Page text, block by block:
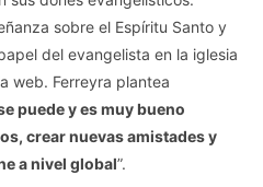
sobre el Espíritu Santo y
del evangelista en la iglesia
web. Ferreyra plantea
puede y es muy bueno
crear nuevas amistades y
a nivel global”.